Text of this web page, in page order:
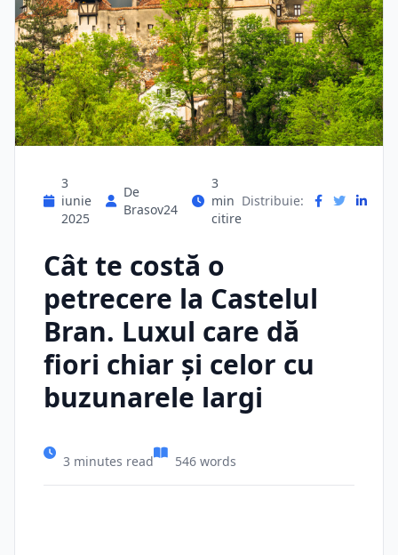
3
iunie
2025
De
Brasov24
3
min
citire
Distribuie:
Cât te costă o
petrecere la Castelul
Bran. Luxul care dă
fiori chiar și celor cu
buzunarele largi
3 minutes read 546 words